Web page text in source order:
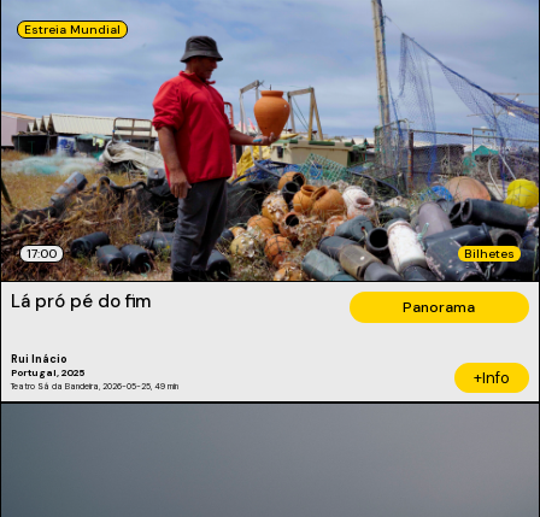
Estreia Mundial
17:00 Bilhetes
Lá pró pé do fim Panorama
Rui Inácio
Portugal, 2025
Teatro Sá da Bandeira, 2026-05-25, 49 min +Info